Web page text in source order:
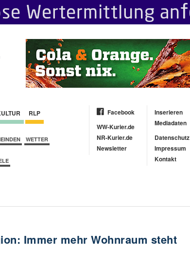
RLP
WETTER
Facebook
WW-Kurier.de
NR-Kurier.de
Newsletter
Inserieren
Mediadaten
Datenschutz
Impressum
Kontakt
Immer mehr Wohnraum steht